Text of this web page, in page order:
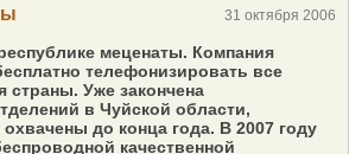
31 октября 2006
меценаты. Компания
телефонизировать все
страны. Уже закончена
в Чуйской области,
до конца года. В 2007 году
качественной